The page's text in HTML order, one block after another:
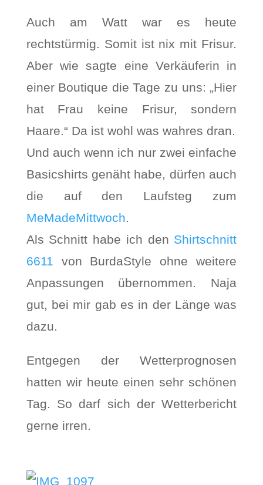
Auch am Watt war es heute
rechtstürmig. Somit ist nix mit Frisur.
Aber wie sagte eine Verkäuferin in
einer Boutique die Tage zu uns: „Hier
hat Frau keine Frisur, sondern
Haare.“ Da ist wohl was wahres dran.
Und auch wenn ich nur zwei einfache
Basicshirts genäht habe, dürfen auch
die auf den Laufsteg zum
MeMadeMittwoch.
Als Schnitt habe ich den Shirtschnitt
6611 von BurdaStyle ohne weitere
Anpassungen übernommen. Naja
gut, bei mir gab es in der Länge was
dazu.
Entgegen der Wetterprognosen
hatten wir heute einen sehr schönen
Tag. So darf sich der Wetterbericht
gerne irren.